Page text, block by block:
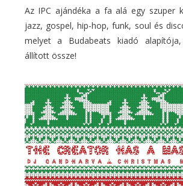
Az IPC ajándéka a fa alá egy szuper
jazz, gospel, hip-hop, funk, soul és
melyet a Budabeats kiadó alapítója,
állított össze!